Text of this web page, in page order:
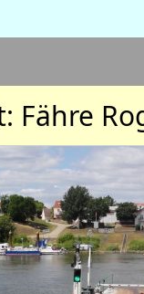
Fähre